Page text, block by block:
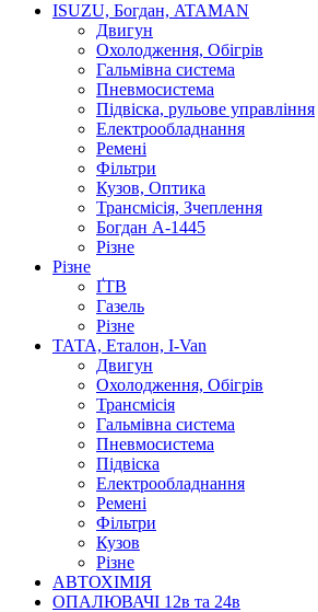
ISUZU, Богдан, ATAMAN
Двигун
Охолодження, Обігрів
Гальмівна система
Пневмосистема
Підвіска, рульове управління
Електрообладнання
Ремені
Фільтри
Кузов, Оптика
Трансмісія, Зчеплення
Богдан А-1445
Різне
Різне
ҐТВ
Газель
Різне
ТАТА, Еталон, I-Van
Двигун
Охолодження, Обігрів
Трансмісія
Гальмівна система
Пневмосистема
Підвіска
Електрообладнання
Ремені
Фільтри
Кузов
Різне
АВТОХІМІЯ
ОПАЛЮВАЧІ 12в та 24в